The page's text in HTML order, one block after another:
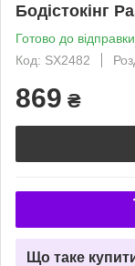
Бодістокінг
Готово до відправки
Код: SX2482
869 ₴
Що таке